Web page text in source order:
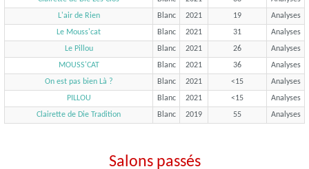
L'air de Rien
Blanc 2021 19
Analyses
Le Mouss'cat
Blanc 2021 31
Analyses
Le Pillou
Blanc 2021 26
Analyses
MOUSS'CAT
Blanc 2021 36
Analyses
On est pas bien Là ?
Blanc 2021 <15
Analyses
PILLOU
Blanc 2021 <15
Analyses
Clairette de Die Tradition
Blanc 2019 55 Analyses
Salons passés